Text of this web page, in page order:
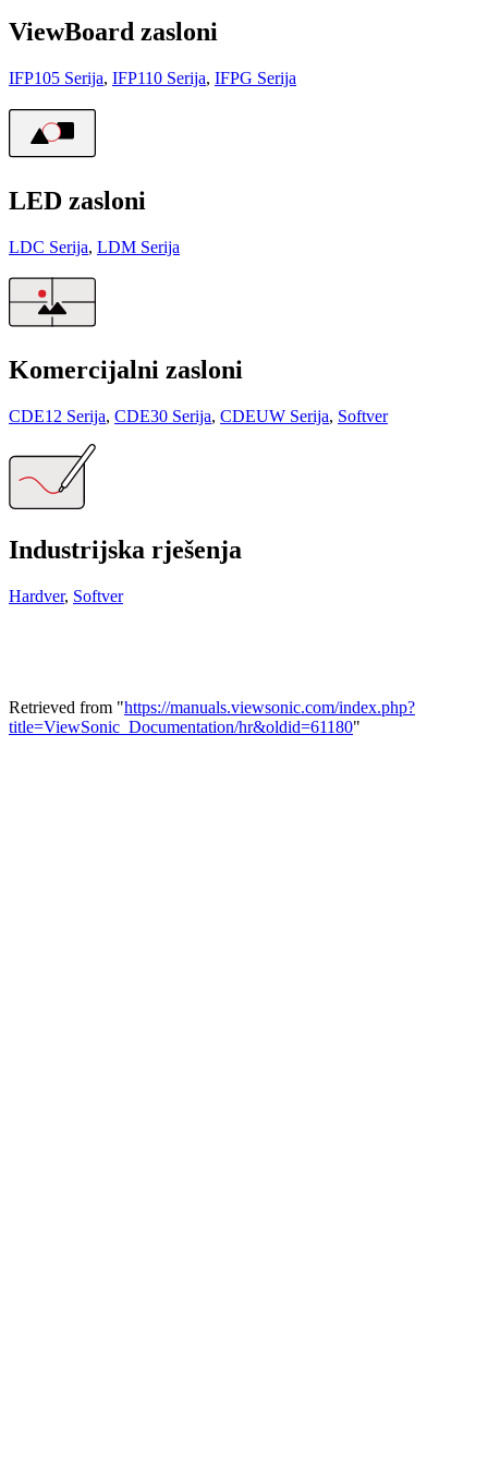
ViewBoard zasloni
IFP105 Serija, IFP110 Serija, IFPG Serija
LED zasloni
LDC Serija, LDM Serija
Komercijalni zasloni
CDE12 Serija, CDE30 Serija, CDEUW Serija, Softver
Industrijska rješenja
Hardver, Softver
Retrieved from "https://manuals.viewsonic.com/index.php?
title=ViewSonic_Documentation/hr&oldid=61180"